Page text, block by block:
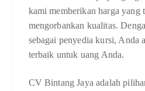
kami memberikan harga yang
mengorbankan kualitas.
sebagai penyedia kursi, Anda
terbaik untuk uang Anda.
CV Bintang Jaya adalah